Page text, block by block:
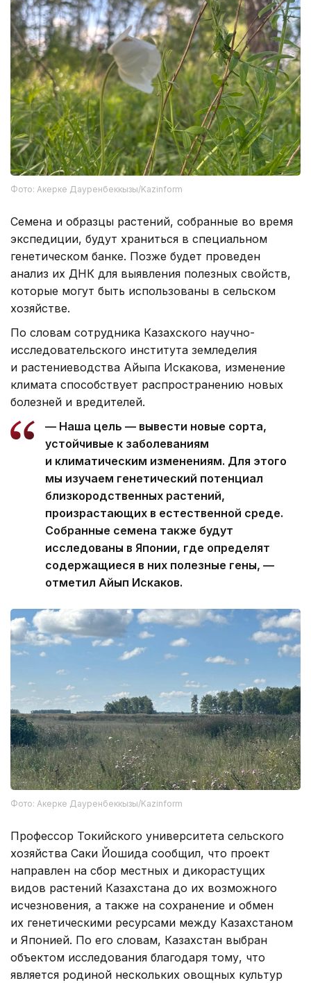
Фото: Акерке Дауренбеккызы/Kazinform
Семена и образцы растений, собранные во время
экспедиции, будут храниться в специальном
генетическом банке. Позже будет проведен
анализ их ДНК для выявления полезных свойств,
которые могут быть использованы в сельском
хозяйстве.
По словам сотрудника Казахского научно-
исследовательского института земледелия
и растениеводства Айыпа Искакова, изменение
климата способствует распространению новых
болезней и вредителей.
— Наша цель — вывести новые сорта,
устойчивые к заболеваниям
и климатическим изменениям. Для этого
мы изучаем генетический потенциал
близкородственных растений,
произрастающих в естественной среде.
Собранные семена также будут
исследованы в Японии, где определят
содержащиеся в них полезные гены, —
отметил Айып Искаков.
Фото: Акерке Дауренбеккызы/Kazinform
Профессор Токийского университета сельского
хозяйства Саки Йошида сообщил, что проект
направлен на сбор местных и дикорастущих
видов растений Казахстана до их возможного
исчезновения, а также на сохранение и обмен
их генетическими ресурсами между Казахстаном
и Японией. По его словам, Казахстан выбран
объектом исследования благодаря тому, что
является родиной нескольких овощных культур